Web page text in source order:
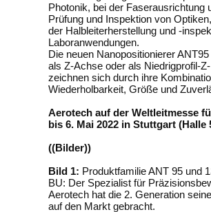
Photonik, bei der Faserausrichtung
Prüfung und Inspektion von
der Halbleiterherstellung und -
Laboranwendungen.
Die neuen Nanopositionierer
als Z-Achse oder als Niedrigprofil-
zeichnen sich durch ihre
Wiederholbarkeit, Größe und
Aerotech auf der Weltleitmesse
bis 6. Mai 2022 in Stuttgart (Halle
((Bilder))
Bild 1: Produktfamilie ANT 95 und
BU: Der Spezialist für
Aerotech hat die 2. Generation
auf den Markt gebracht.